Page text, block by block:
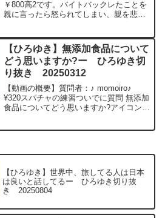
か？ー ひろゆき切り抜き
20231014
￥800高2です。バイトバックレたことを
親に言ったら怒られてしまい、親を悲し
功率が高い。Bière du Vexinを呑みながら
20...
【ひろゆき】無添加食品について
どう思いますか?ー ひろゆき切
り抜き 20250312
【動画の概要】質問者：♪ momoiro♪
¥320スパチャの練習ついでに質問 無添加
食品についてどう思いますか?アイコン可
【ひろゆき】世界中、旅してる人は日本
は良いと話してるー ひろゆき切り抜
き 20250804